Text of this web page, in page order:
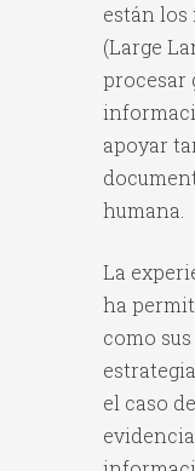
están los
(Large
procesar
apoyar
humana.
La
ha
como
el caso